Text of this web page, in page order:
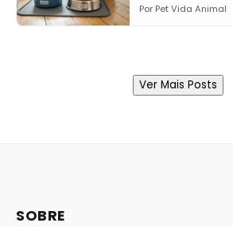
Por Pet Vida Animal
Ver Mais Posts
SOBRE